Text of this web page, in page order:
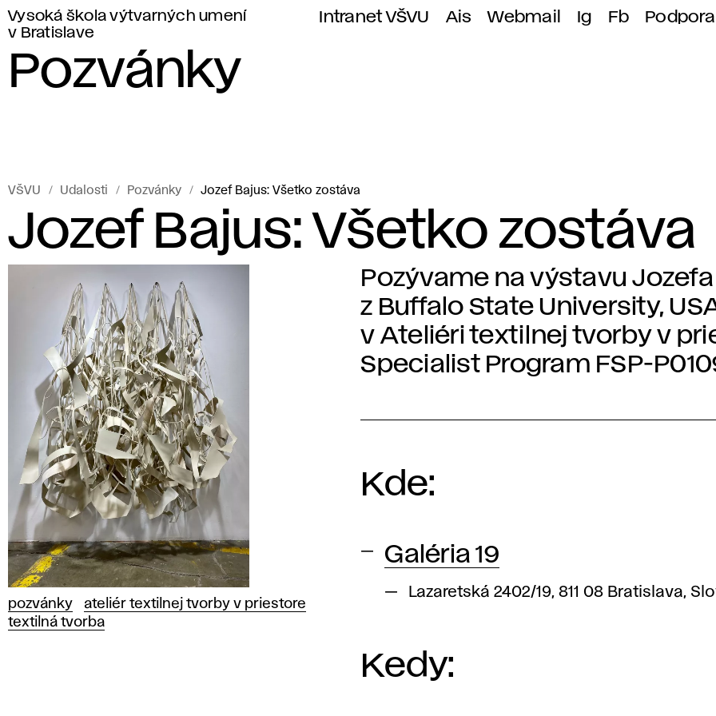
Vysoká škola výtvarných umení
v Bratislave
Intranet VŠVU Ais Webmail Ig Fb
Pozvánky
VŠVU Udalosti Pozvánky Jozef Bajus: Všetko zostáva
Jozef Bajus: Všetko zostáva
pozvánky
ateliér textilnej tvorby v priestore
textilná tvorba
Pozývame na výstavu
z Buffalo State University,
v Ateliéri textilnej tvorby v
Specialist Program FSP-
Kde:
Galéria 19
Lazaretská 2402/19, 811 08 Bratislava,
Kedy: